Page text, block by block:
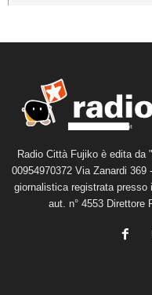
Radio Città Fujiko è edita da
00954970372 Via Zanardi
giornalistica registrata presso
aut. n° 4553 Direttore